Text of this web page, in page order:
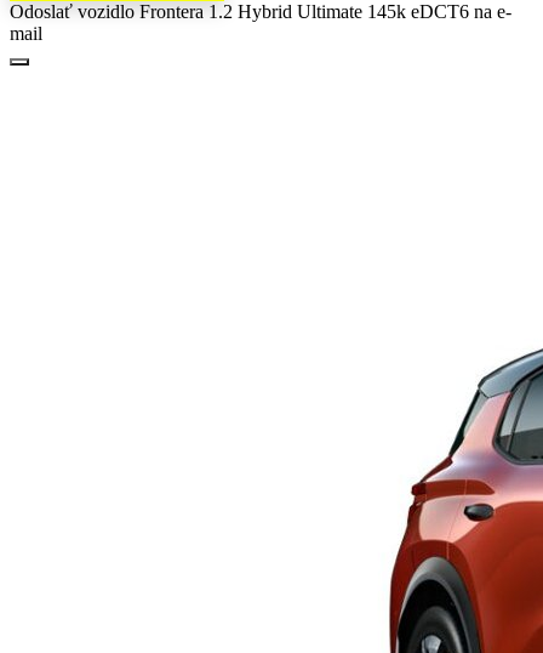
Odoslať vozidlo Frontera 1.2 Hybrid Ultimate 145k eDCT6 na e-
mail